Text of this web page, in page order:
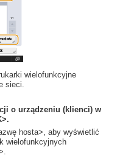
wielofunkcyjne
sieci.
o urządzeniu (klienci) w
hosta>, aby wyświetlić
wielofunkcyjnych